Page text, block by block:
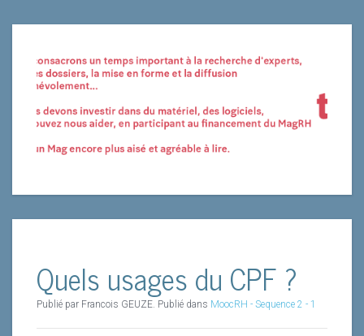
Quels usages du CPF ?
Publié par Francois GEUZE. Publié dans MoocRH - Sequence 2 - 1